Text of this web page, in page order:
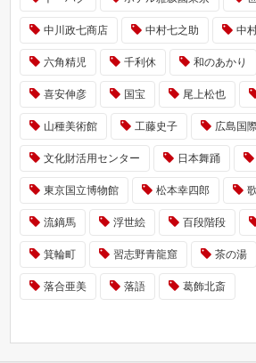
中川政七商店 中村七之助 中
六角精児 千利休 和のあかり
喜安伸彦 国宝 尾上松也
山種美術館 工藤史子 広島国
文化財活用センター 日本舞踊
東京国立博物館 松本幸四郎
流鏑馬 浮世絵 百段階段
箕輪町 習志野青龍窟 茶の湯
落合亜美 落語 葛飾北斎